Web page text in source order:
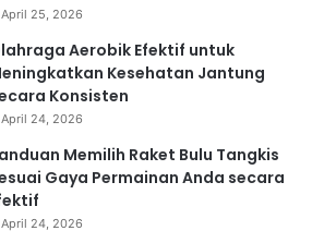
April 25, 2026
Aerobik Efektif untuk
Kesehatan Jantung
Konsisten
April 24, 2026
Memilih Raket Bulu Tangkis
Gaya Permainan Anda secara
April 24, 2026